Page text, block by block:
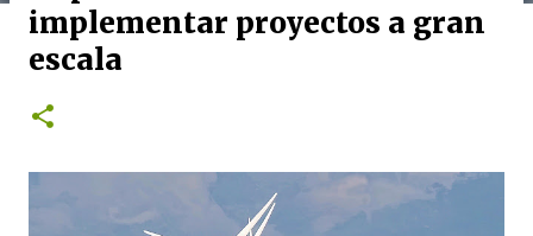
implementar proyectos a gran
escala